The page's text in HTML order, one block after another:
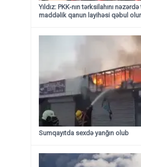
Yıldız: PKK-nın tərksilahını
maddəlik qanun layihəsi qəbul
Sumqayıtda sexdə yanğın olub